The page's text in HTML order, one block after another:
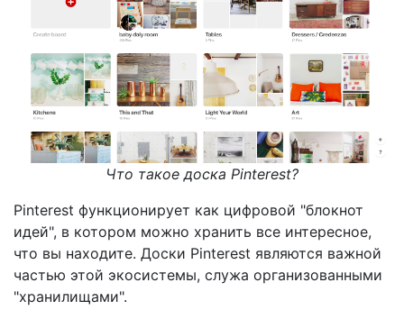
Что такое доска Pinterest?
Pinterest функционирует как цифровой "блокнот
идей", в котором можно хранить все интересное,
что вы находите. Доски Pinterest являются важной
частью этой экосистемы, служа организованными
"хранилищами".